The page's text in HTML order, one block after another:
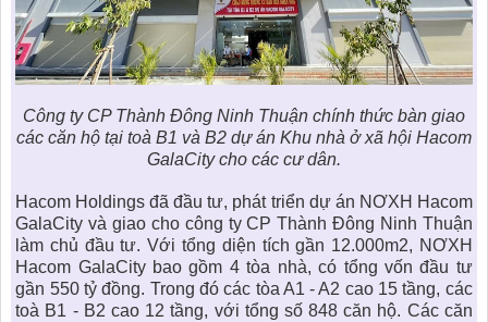
Công ty CP Thành Đông Ninh Thuận chính thức bàn giao
các căn hộ tại toà B1 và B2 dự án Khu nhà ở xã hội Hacom
GalaCity cho các cư dân.
Hacom Holdings đã đầu tư, phát triển dự án NƠXH Hacom
GalaCity và giao cho công ty CP Thành Đông Ninh Thuận
làm chủ đầu tư. Với tổng diện tích gần 12.000m2, NƠXH
Hacom GalaCity bao gồm 4 tòa nhà, có tổng vốn đầu tư
gần 550 tỷ đồng. Trong đó các tòa A1 - A2 cao 15 tầng, các
toà B1 - B2 cao 12 tầng, với tổng số 848 căn hộ. Các căn